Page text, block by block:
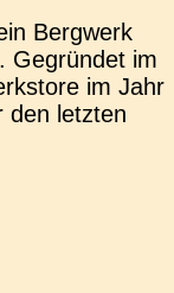
Berg­werk
Gegrün­det im
im Jahr
den letz­ten